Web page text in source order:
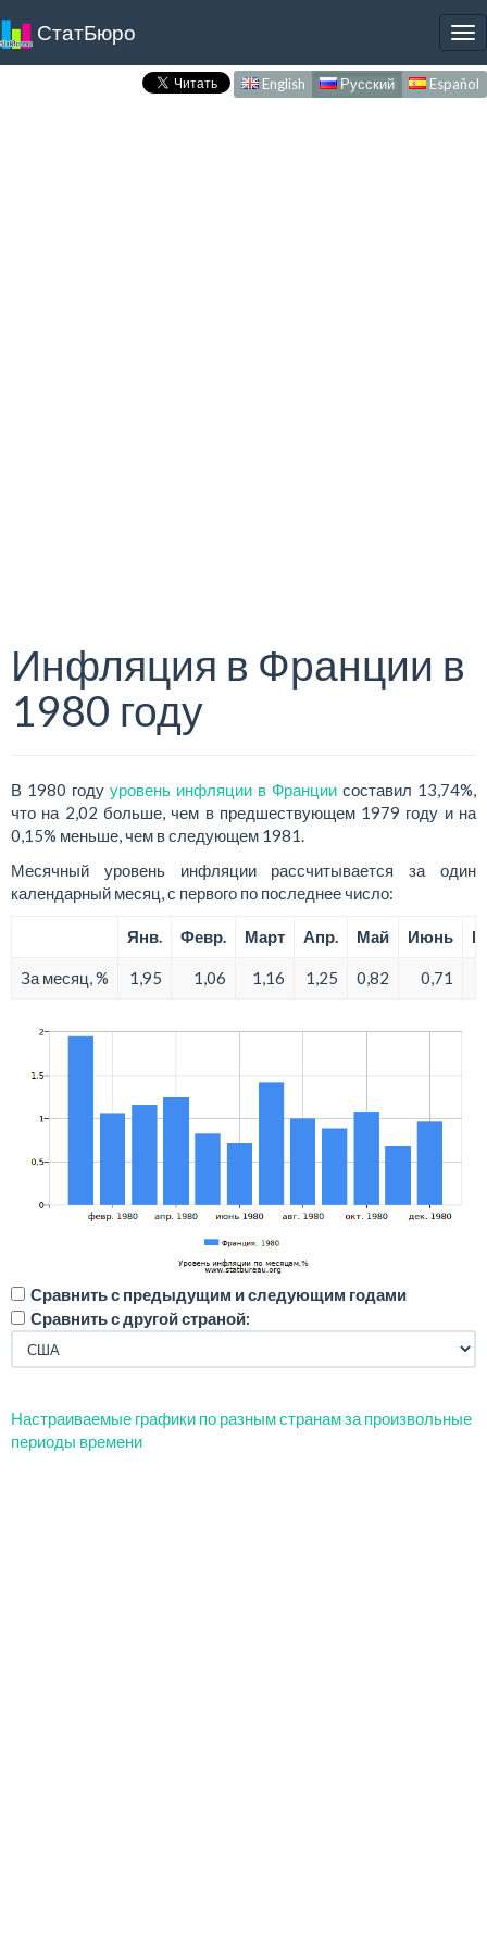
СтатБюро
English Русский Español
Инфляция в Франции в
1980 году
В 1980 году уровень инфляции в Франции составил 13,74%,
что на 2,02 больше, чем в предшествующем 1979 году и на
0,15% меньше, чем в следующем 1981.
Месячный уровень инфляции рассчитывается за один
календарный месяц, с первого по последнее число:
Янв. Февр. Март Апр. Май Июнь
За месяц, % 1,95 1,06 1,16 1,25 0,82 0,71
Сравнить с предыдущим и следующим годами
Сравнить с другой страной:
Настраиваемые графики по разным странам за произвольные
периоды времени